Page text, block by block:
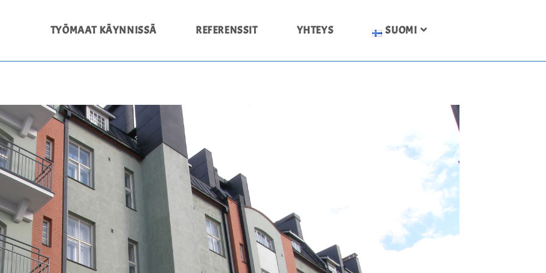
TYÖMAAT KÄYNNISSÄ REFERENSSIT YHTEYS SUOMI